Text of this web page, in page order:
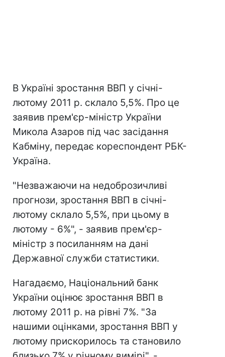
В Україні зростання ВВП у січні-
лютому 2011 р. склало 5,5%. Про це
заявив прем'єр-міністр України
Микола Азаров під час засідання
Кабміну, передає кореспондент РБК-
Україна.
"Незважаючи на недоброзичливі
прогнози, зростання ВВП в січні-
лютому склало 5,5%, при цьому в
лютому - 6%", - заявив прем'єр-
міністр з посиланням на дані
Державної служби статистики.
Нагадаємо, Національний банк
України оцінює зростання ВВП в
лютому 2011 р. на рівні 7%. "За
нашими оцінками, зростання ВВП у
лютому прискорилось та становило